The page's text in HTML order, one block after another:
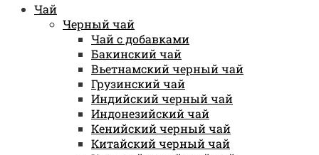
Чай
Черный чай
Чай с добавками
Бакинский чай
Вьетнамский черный чай
Грузинский чай
Индийский черный чай
Индонезийский чай
Кенийский черный чай
Китайский черный чай